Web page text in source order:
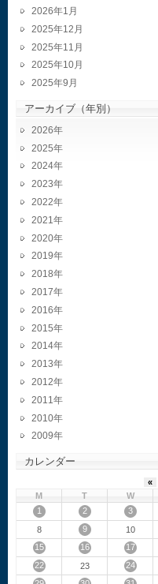
2026年1月
2025年12月
2025年11月
2025年10月
2025年9月
アーカイブ（年別）
2026
2025
2024
2023
2022
2021
2020
2019
2018
2017
2016
2015
2014
2013
2012
2011
2010
2009
カレンダー
«
M
T W
1
2 3
8
9 10
15
16 17
22
23 24